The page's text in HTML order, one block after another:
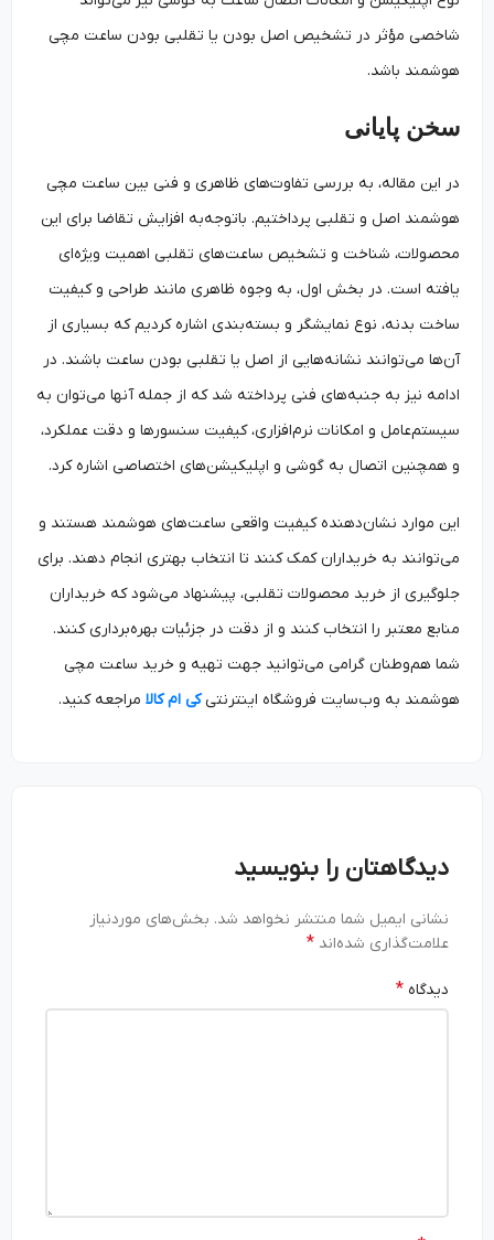
شاخصی مؤثر در تشخیص اصل بودن یا تقلبی بودن ساعت‌ مچی
هوشمند باشد.
سخن پایانی
در این مقاله، به بررسی تفاوت‌های ظاهری و فنی بین ساعت‌ مچی
هوشمند اصل و تقلبی پرداختیم. باتوجه‌به افزایش تقاضا برای این
محصولات، شناخت و تشخیص ساعت‌های تقلبی اهمیت ویژه‌ای
یافته است. در بخش اول، به وجوه ظاهری مانند طراحی و کیفیت
ساخت بدنه، نوع نمایشگر و بسته‌بندی اشاره کردیم که بسیاری از
آن‌ها می‌توانند نشانه‌هایی از اصل یا تقلبی بودن ساعت باشند. در
ادامه نیز به جنبه‌های فنی پرداخته شد که از جمله آنها می‌توان به
سیستم‌عامل و امکانات نرم‌افزاری، کیفیت سنسورها و دقت عملکرد،
و همچنین اتصال به گوشی و اپلیکیشن‌های اختصاصی اشاره کرد.
این موارد نشان‌دهنده کیفیت واقعی ساعت‌های هوشمند هستند و
می‌توانند به خریداران کمک کنند تا انتخاب بهتری انجام دهند. برای
جلوگیری از خرید محصولات تقلبی، پیشنهاد می‌شود که خریداران
منابع معتبر را انتخاب کنند و از دقت در جزئیات بهره‌برداری کنند.
شما هم‌وطنان گرامی می‌توانید جهت تهیه و خرید ساعت‌ مچی
هوشمند به وب‌سایت‌ فروشگاه اینترنتیکی ام کالامراجعه کنید.
دیدگاهتان را بنویسید
نشانی ایمیل شما منتشر نخواهد شد. بخش‌های موردنیاز
علامت‌گذاری شده‌اند*
دیدگاه*